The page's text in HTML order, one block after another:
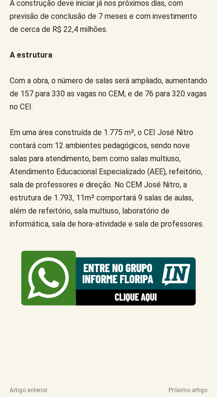
A construção deve iniciar já nos próximos dias, com
previsão de conclusão de 7 meses e com investimento
de cerca de R$ 22,4 milhões.
A estrutura
Com a obra, o número de salas será ampliado, aumentando
de 157 para 330 as vagas no CEM, e de 76 para 320 vagas
no CEI.
Em uma área construída de 1.775 m², o CEI José Nitro
contará com 12 ambientes pedagógicos, sendo nove
salas para atendimento, bem como salas multiuso,
Atendimento Educacional Especializado (AEE), refeitório,
sala de professores e direção. No CEM José Nitro, a
estrutura de 1.793, 11m² comportará 9 salas de aulas,
além de refeitório, sala multiuso, laboratório de
informática, sala de hora-atividade e sala de professores.
Artigo anterior Próximo artigo